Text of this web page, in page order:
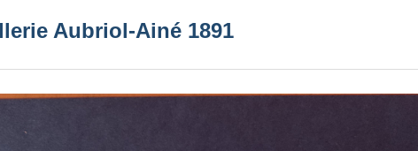
Aubriol-Ainé 1891